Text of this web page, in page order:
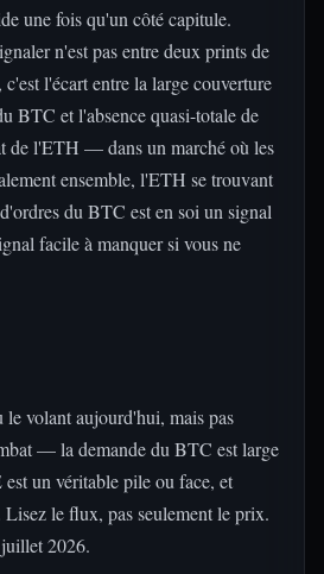
une fois qu'un côté capitule.
n'est pas entre deux prints de
l'écart entre la large couverture
BTC et l'absence quasi-totale de
de l'ETH — dans un marché où les
ensemble, l'ETH se trouvant
du BTC est en soi un signal
facile à manquer si vous ne
le volant aujourd'hui, mais pas
— la demande du BTC est large
un véritable pile ou face, et
le flux, pas seulement le prix.
2026.